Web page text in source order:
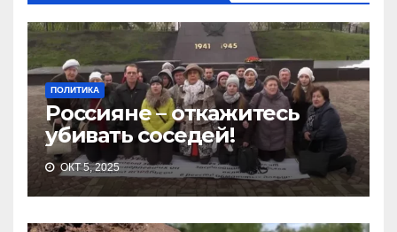
ПОЛИТИКА
Россияне – откажитесь
убивать соседей!
ОКТ 5, 2025